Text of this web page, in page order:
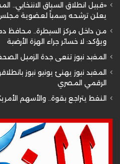
«قبيل انطلاق السباق الانتخابي..
يعلن ترشحه رسمياً لعضوية مجلس
من داخل مركز السيطرة.. محافظ
ويؤكد: لا خسائر جراء الهزة الأرضية
المفيد نيوز تنعى جدة الزميل
المفيد نيوز يهنئ يونيو نيوز
الرقمي المصري
النفط يتراجع بقوة.. والأسهم